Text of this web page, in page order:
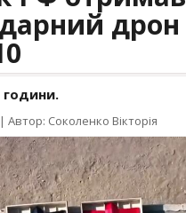
дрон
| Автор: Соколенко Вікторія